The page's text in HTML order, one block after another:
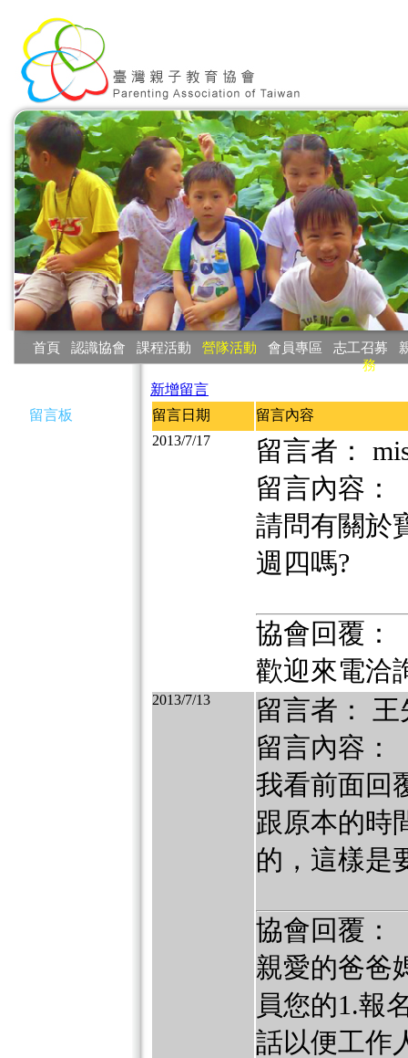
首頁 認識協會 課程活動 營隊活動 會員專區 志工召募
務
留言板
新增留言
留言日期
留言內容
2013/7/17
留言者：
留言內容：
請問有關於
週四嗎?
協會回覆：
歡迎來電洽
2013/7/13
留言者： 王
留言內容：
我看前面回
跟原本的時
的，這樣是
協會回覆：
親愛的爸爸
員您的1.報
話以便工作